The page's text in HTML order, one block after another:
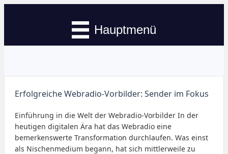
Hauptmenü
Erfolgreiche Webradio-Vorbilder: Sender im Fokus
Einführung in die Welt der Webradio-Vorbilder In der
heutigen digitalen Ära hat das Webradio eine
bemerkenswerte Transformation durchlaufen. Was einst
als Nischenmedium begann, hat sich mittlerweile zu